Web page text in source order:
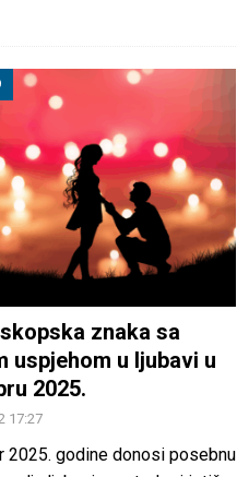
znaka sa
uspjehom u ljubavi u
2025.
17:27
2025. godine donosi posebnu